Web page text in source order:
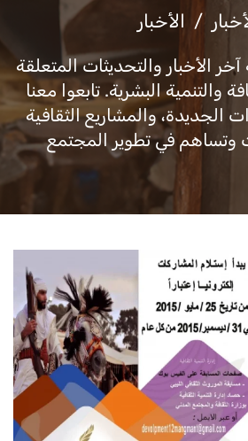
الأخبار
الأخبار والتحديثات المتعلقة
والتنمية البشرية. تابعوا معنا
الجديدة، والمشاريع الثقافية
وتساهم في تطوير المجتمع